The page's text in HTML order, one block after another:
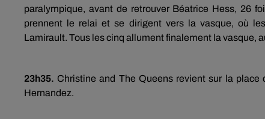
paralympique, avant de retrouver Béatrice Hess, 26
prennent le relai et se dirigent vers la vasque, où
Lamirault. Tous les cinq allument finalement la vasque,
23h35. Christine and The Queens revient sur la place
Hernandez.